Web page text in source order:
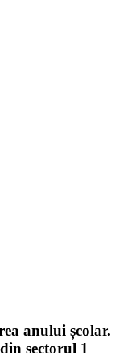
anului școlar.
sectorul 1